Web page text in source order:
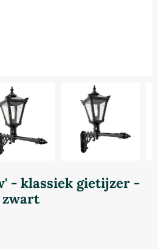
- klassiek gietijzer -
zwart